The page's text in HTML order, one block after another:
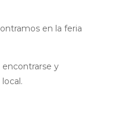
en la feria
encontrarse y